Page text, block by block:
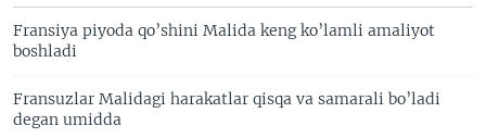
Fransiya piyoda qo’shini Malida keng ko’lamli amaliyot
boshladi
Fransuzlar Malidagi harakatlar qisqa va samarali bo’ladi
degan umidda